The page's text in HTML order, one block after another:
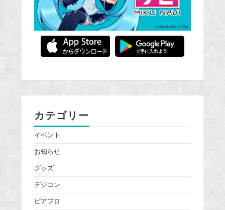
カテゴリー
イベント
お知らせ
グッズ
デジコン
ピアプロ